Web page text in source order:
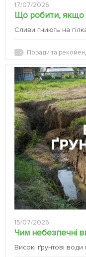
17/07/2026
Що робити, якщо
Сливи гниють на
Поради та
15/07/2026
Чим небезпечні
Високі ґрунтові